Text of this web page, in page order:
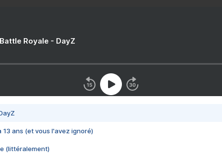
Royale - DayZ
13 ans (et vous l'avez ignoré)
(littéralement)